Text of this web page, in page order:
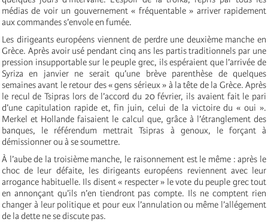
médias de voir un gouvernement « fréquentable » arriver rapidement
aux commandes s’envole en fumée.
Les dirigeants européens viennent de perdre une deuxième manche en
Grèce. Après avoir usé pendant cinq ans les partis traditionnels par une
pression insupportable sur le peuple grec, ils espéraient que l’arrivée de
Syriza en janvier ne serait qu’une brève parenthèse de quelques
semaines avant le retour des « gens sérieux » à la tête de la Grèce. Après
le recul de Tsipras lors de l’accord du 20 février, ils avaient fait le pari
d’une capitulation rapide et, fin juin, celui de la victoire du « oui ».
Merkel et Hollande faisaient le calcul que, grâce à l’étranglement des
banques, le référendum mettrait Tsipras à genoux, le forçant à
démissionner ou à se soumettre.
À l’aube de la troisième manche, le raisonnement est le même : après le
choc de leur défaite, les dirigeants européens reviennent avec leur
arrogance habituelle. Ils disent « respecter » le vote du peuple grec tout
en annonçant qu’ils n’en tiendront pas compte. Ils ne comptent rien
changer à leur politique et pour eux l’annulation ou même l’allégement
de la dette ne se discute pas.